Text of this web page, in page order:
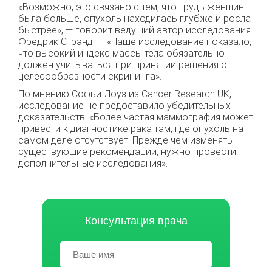
«Возможно, это связано с тем, что грудь женщин
была больше, опухоль находилась глубже и росла
быстрее», — говорит ведущий автор исследования
Фредрик Стрэнд. — «Наше исследование показало,
что высокий индекс массы тела обязательно
должен учитываться при принятии решения о
целесообразности скрининга».
По мнению Софьи Лоуз из Cancer Research UK,
исследование не предоставило убедительных
доказательств: «Более частая маммография может
привести к диагностике рака там, где опухоль на
самом деле отсутствует. Прежде чем изменять
существующие рекомендации, нужно провести
дополнительные исследования».
Консультация врача